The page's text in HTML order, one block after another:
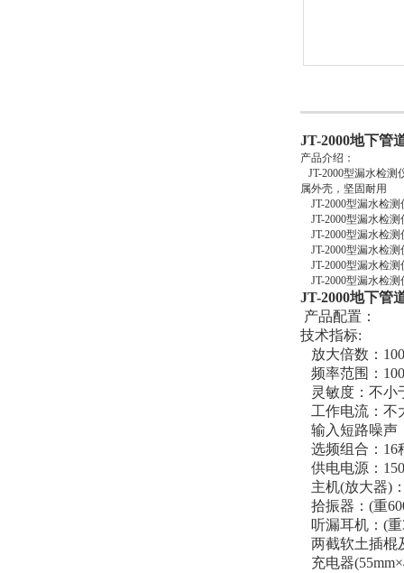
JT-2000地下管
产品介绍：
JT-2000型漏水检测
属外壳，坚固耐用
JT-2000型漏水检
JT-2000型漏水检
JT-2000型漏水检
JT-2000型漏水检测
JT-2000型漏水检测
JT-2000型漏水检
JT-2000地下管
产品配置：
技术指标:
放大倍数：
频率范围：
灵敏度：不小
工作电流：不
输入短路噪声
选频组合：16
供电电源：
主机(放大器)
拾振器：(重
听漏耳机：(重
两截软土插棍
充电器